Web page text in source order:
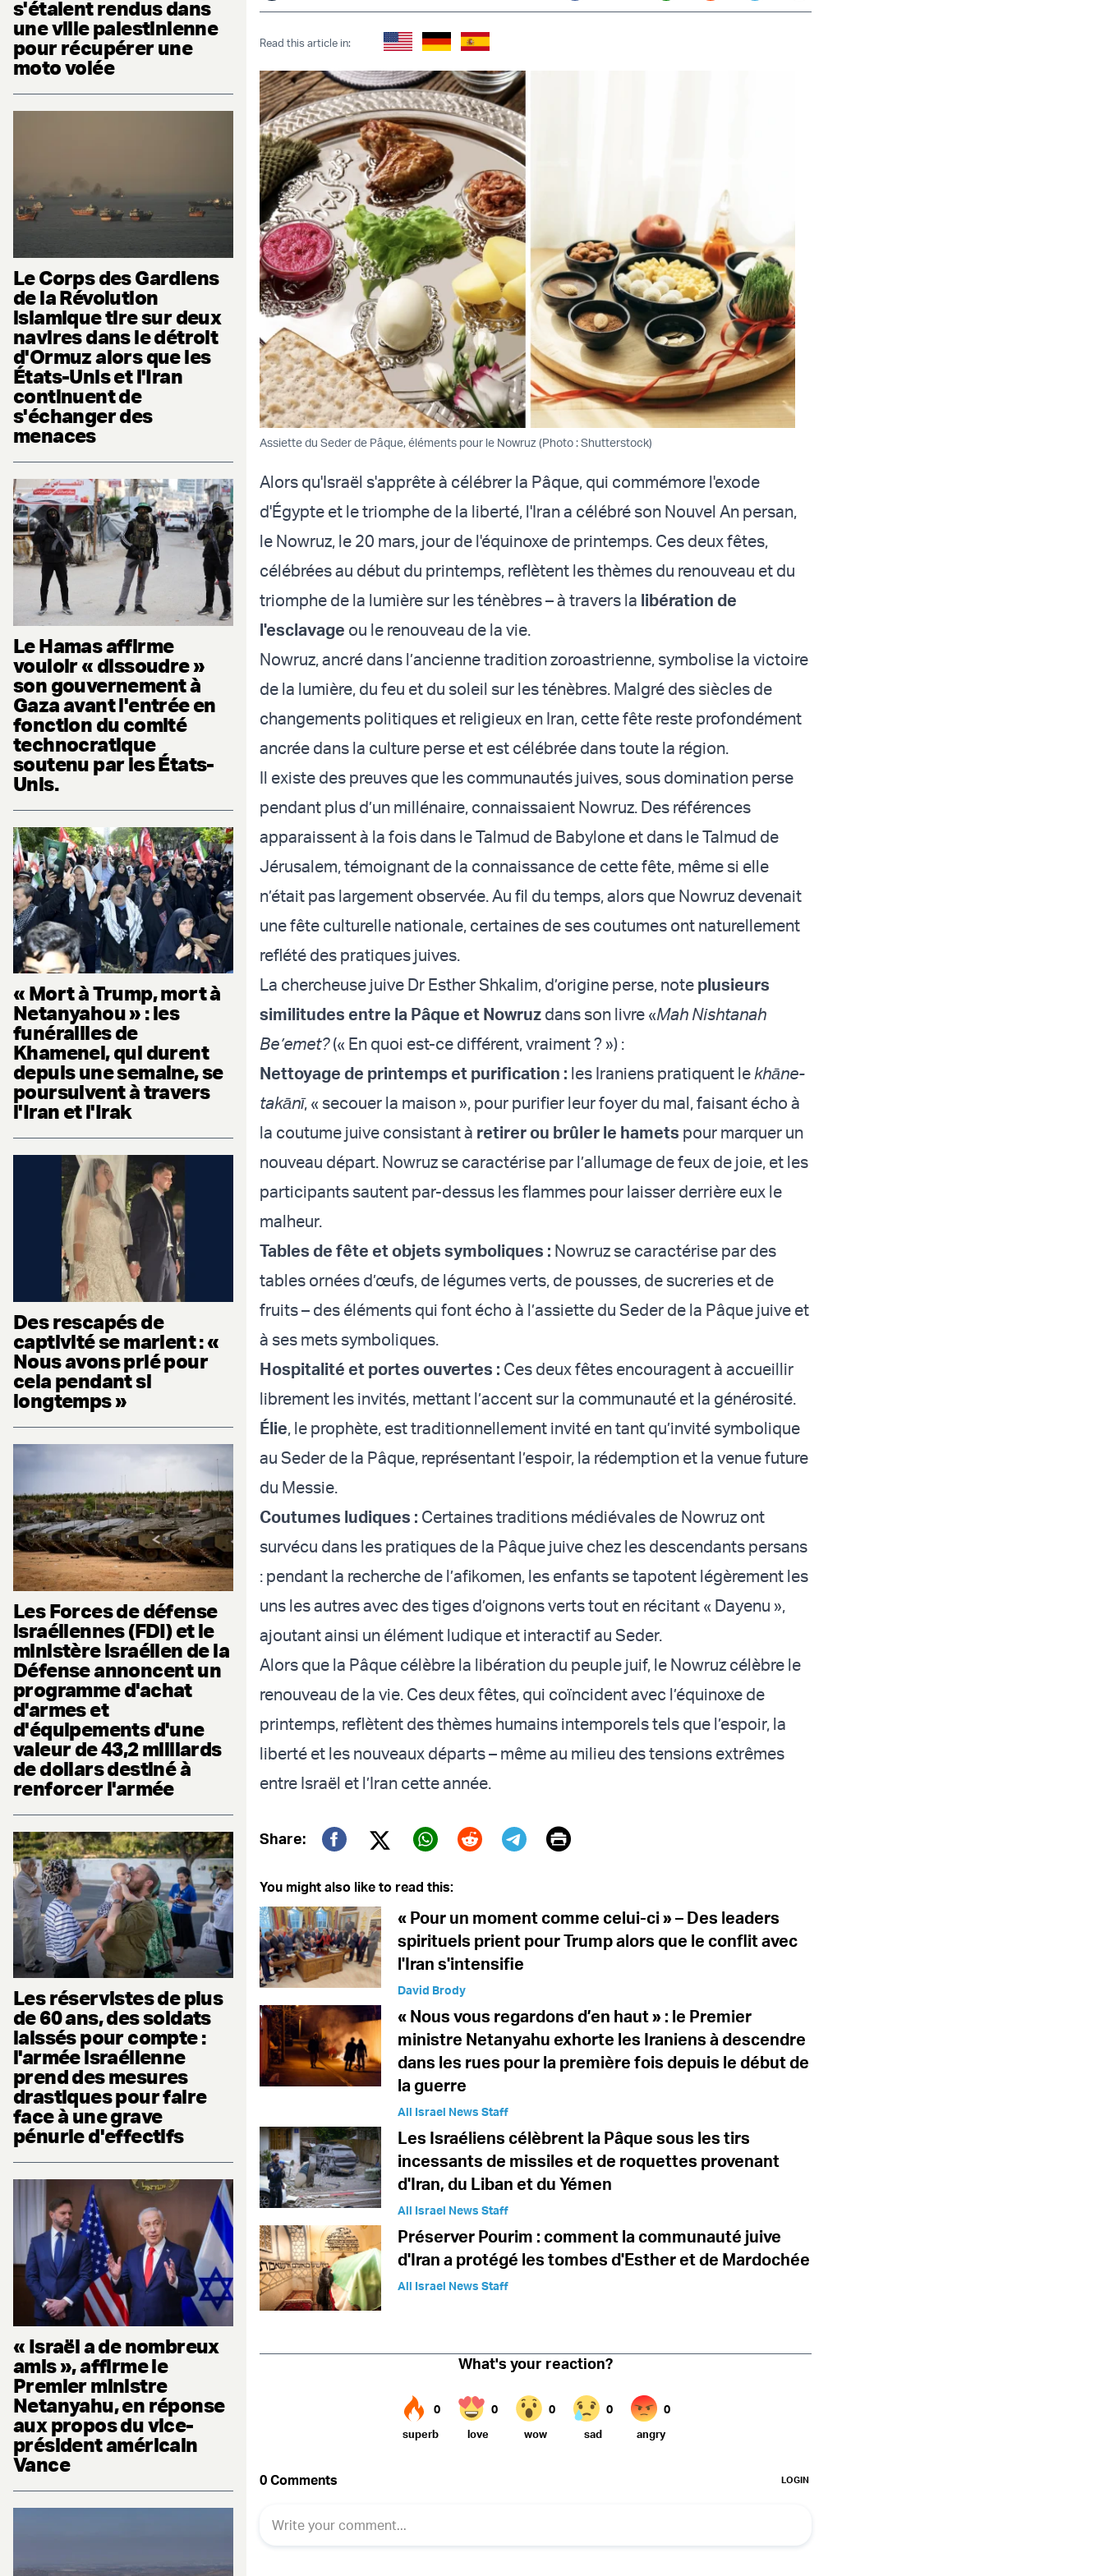
s'étaient rendus dans
une ville palestinienne
pour récupérer une
moto volée
Le Corps des Gardiens
de la Révolution
islamique tire sur deux
navires dans le détroit
d'Ormuz alors que les
États-Unis et l'Iran
continuent de
s'échanger des
menaces
Le Hamas affirme
vouloir « dissoudre »
son gouvernement à
Gaza avant l'entrée en
fonction du comité
technocratique
soutenu par les États-
Unis.
« Mort à Trump, mort à
Netanyahou » : les
funérailles de
Khamenei, qui durent
depuis une semaine, se
poursuivent à travers
l'Iran et l'Irak
Des rescapés de
captivité se marient : «
Nous avons prié pour
cela pendant si
longtemps »
Les Forces de défense
israéliennes (FDI) et le
ministère israélien de la
Défense annoncent un
programme d'achat
d'armes et
d'équipements d'une
valeur de 43,2 milliards
de dollars destiné à
renforcer l'armée
Les réservistes de plus
de 60 ans, des soldats
laissés pour compte :
l'armée israélienne
prend des mesures
drastiques pour faire
face à une grave
pénurie d'effectifs
« Israël a de nombreux
amis », affirme le
Premier ministre
Netanyahu, en réponse
aux propos du vice-
président américain
Vance
Facebook
Twitter (X)
Whatsapp
RedditTelegram
Read this article in:
Assiette du Seder de Pâque, éléments pour le Nowruz (Photo : Shutterstock)
Alors qu'Israël s'apprête à célébrer la Pâque, qui commémore l'exode
d'Égypte et le triomphe de la liberté, l'Iran a célébré son Nouvel An persan,
le Nowruz, le 20 mars, jour de l'équinoxe de printemps. Ces deux fêtes,
célébrées au début du printemps, reflètent les thèmes du renouveau et du
triomphe de la lumière sur les ténèbres – à travers la libération de
l'esclavage ou le renouveau de la vie.
Nowruz, ancré dans l’ancienne tradition zoroastrienne, symbolise la victoire
de la lumière, du feu et du soleil sur les ténèbres. Malgré des siècles de
changements politiques et religieux en Iran, cette fête reste profondément
ancrée dans la culture perse et est célébrée dans toute la région.
Il existe des preuves que les communautés juives, sous domination perse
pendant plus d’un millénaire, connaissaient Nowruz. Des références
apparaissent à la fois dans le Talmud de Babylone et dans le Talmud de
Jérusalem, témoignant de la connaissance de cette fête, même si elle
n’était pas largement observée. Au fil du temps, alors que Nowruz devenait
une fête culturelle nationale, certaines de ses coutumes ont naturellement
reflété des pratiques juives.
La chercheuse juive Dr Esther Shkalim, d’origine perse, note plusieurs
similitudes entre la Pâque et Nowruz dans son livre «Mah Nishtanah
Be’emet?(« En quoi est-ce différent, vraiment ? ») :
Nettoyage de printemps et purification : les Iraniens pratiquent lekhāne-
takānī, « secouer la maison », pour purifier leur foyer du mal, faisant écho à
la coutume juive consistant à retirer ou brûler le hamets pour marquer un
nouveau départ. Nowruz se caractérise par l’allumage de feux de joie, et les
participants sautent par-dessus les flammes pour laisser derrière eux le
malheur.
Tables de fête et objets symboliques : Nowruz se caractérise par des
tables ornées d’œufs, de légumes verts, de pousses, de sucreries et de
fruits – des éléments qui font écho à l’assiette du Seder de la Pâque juive et
à ses mets symboliques.
Hospitalité et portes ouvertes : Ces deux fêtes encouragent à accueillir
librement les invités, mettant l’accent sur la communauté et la générosité.
Élie, le prophète, est traditionnellement invité en tant qu’invité symbolique
au Seder de la Pâque, représentant l’espoir, la rédemption et la venue future
du Messie.
Coutumes ludiques : Certaines traditions médiévales de Nowruz ont
survécu dans les pratiques de la Pâque juive chez les descendants persans
: pendant la recherche de l’afikomen, les enfants se tapotent légèrement les
uns les autres avec des tiges d’oignons verts tout en récitant « Dayenu »,
ajoutant ainsi un élément ludique et interactif au Seder.
Alors que la Pâque célèbre la libération du peuple juif, le Nowruz célèbre le
renouveau de la vie. Ces deux fêtes, qui coïncident avec l’équinoxe de
printemps, reflètent des thèmes humains intemporels tels que l’espoir, la
liberté et les nouveaux départs – même au milieu des tensions extrêmes
entre Israël et l’Iran cette année.
Share:
Twitter (X)
Print
You might also like to read this:
« Pour un moment comme celui-ci » – Des leaders
spirituels prient pour Trump alors que le conflit avec
l'Iran s'intensifie
David Brody
« Nous vous regardons d’en haut » : le Premier
ministre Netanyahu exhorte les Iraniens à descendre
dans les rues pour la première fois depuis le début de
la guerre
All Israel News Staff
Les Israéliens célèbrent la Pâque sous les tirs
incessants de missiles et de roquettes provenant
d'Iran, du Liban et du Yémen
All Israel News Staff
Préserver Pourim : comment la communauté juive
d'Iran a protégé les tombes d'Esther et de Mardochée
All Israel News Staff